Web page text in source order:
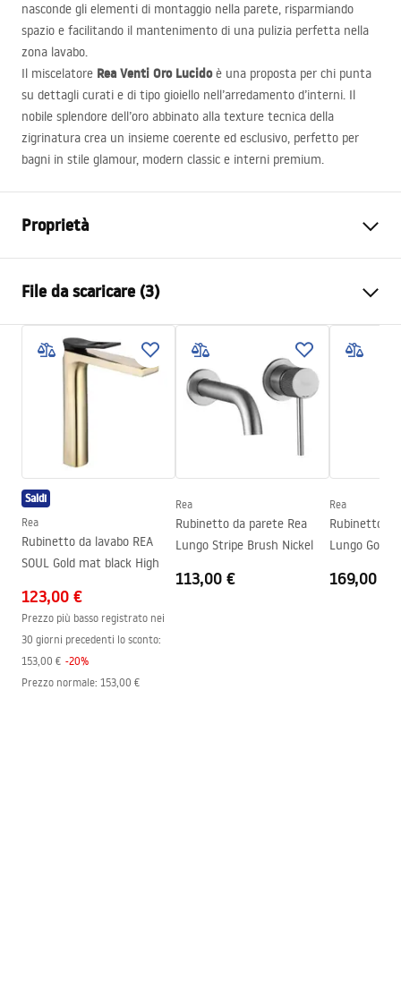
nasconde gli elementi di montaggio nella parete, risparmiando
spazio e facilitando il mantenimento di una pulizia perfetta nella
zona lavabo.
Il miscelatore Rea Venti Oro Lucidoè una proposta per chi punta
su dettagli curati e di tipo gioiello nell’arredamento d’interni. Il
nobile splendore dell’oro abbinato alla texture tecnica della
zigrinatura crea un insieme coerente ed esclusivo, perfetto per
bagni in stile glamour, modern classic e interni premium.
Proprietà
Metodo di installazione
Colore
Oro
Tipo di bocca
Fissa
Ottone
Gamma beccuccio
mm
Tecnologia del rivestimento
Diametro di connessione
Garanzia
5 anni
File da scaricare (3)
Istruzioni di montaggio
Faucet.pdf
manual
Condizioni di garanzia
Warranty_Terms_and_Conditions_Faucets_-_5.pdf
Saldi
Rea
Rubinetto da lavabo REA
SOUL Gold mat black High
123,00 €
Prezzo più basso registrato nei
30 giorni precedenti lo sconto:
153,00 € -20%
Prezzo normale: 153,00 €
Rea
Rubinetto da parete Rea
Lungo Stripe Brush Nickel
113,00 €
Rea
Rubinetto
Lungo Gold
169,00 €